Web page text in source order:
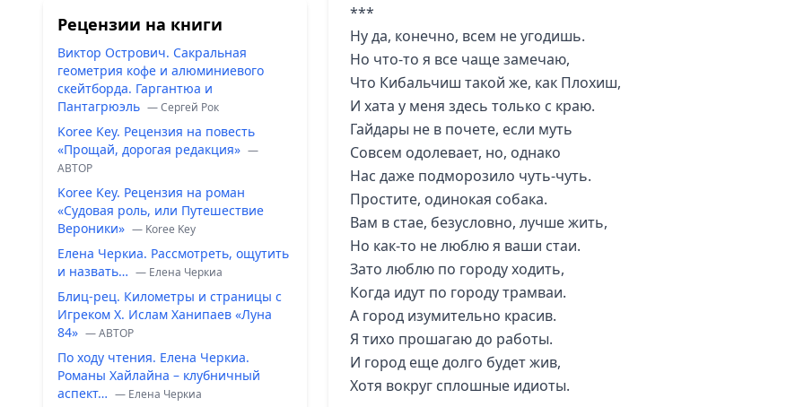
Рецензии на книги
Виктор Острович. Сакральная
геометрия кофе и алюминиевого
скейтборда. Гаргантюа и
Пантагрюэль — Сергей Рок
Koree Key. Рецензия на повесть
«Прощай, дорогая редакция» —
ABTOP
Koree Key. Рецензия на роман
«Судовая роль, или Путешествие
Вероники» — Koree Key
Елена Черкиа. Рассмотреть, ощутить
и назвать… — Елена Черкиа
Блиц-рец. Километры и страницы с
Игреком Х. Ислам Ханипаев «Луна
84» — ABTOP
По ходу чтения. Елена Черкиа.
Романы Хайлайна – клубничный
аспект… — Елена Черкиа
***
Ну да, конечно, всем не угодишь.
Но что-то я все чаще замечаю,
Что Кибальчиш такой же, как Плохиш,
И хата у меня здесь только с краю.
Гайдары не в почете, если муть
Совсем одолевает, но, однако
Нас даже подморозило чуть-чуть.
Простите, одинокая собака.
Вам в стае, безусловно, лучше жить,
Но как-то не люблю я ваши стаи.
Зато люблю по городу ходить,
Когда идут по городу трамваи.
А город изумительно красив.
Я тихо прошагаю до работы.
И город еще долго будет жив,
Хотя вокруг сплошные идиоты.